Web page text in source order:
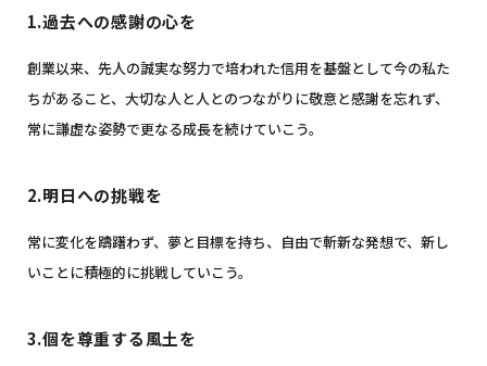
1.過去への感謝の心を
創業以来、先人の誠実な努力で培われた信用を基盤として今の私た
ちがあること、 大切な人と人とのつながりに敬意と感謝を忘れず、
常に謙虚な姿勢で更なる成長を続けていこう。
2.明日への挑戦を
常に変化を躊躇わず、夢と目標を持ち、 自由で斬新な発想で、新し
いことに積極的に挑戦していこう。
3.個を尊重する風土を